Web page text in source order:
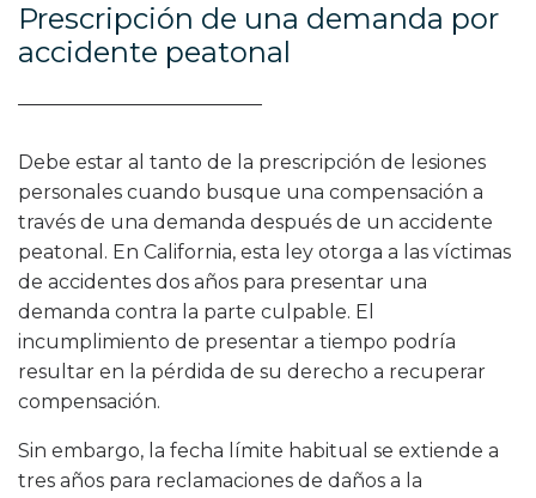
Prescripción de una demanda por
accidente peatonal
Debe estar al tanto de la prescripción de lesiones
personales cuando busque una compensación a
través de una demanda después de un accidente
peatonal. En California, esta ley otorga a las víctimas
de accidentes dos años para presentar una
demanda contra la parte culpable. El
incumplimiento de presentar a tiempo podría
resultar en la pérdida de su derecho a recuperar
compensación.
Sin embargo, la fecha límite habitual se extiende a
tres años para reclamaciones de daños a la